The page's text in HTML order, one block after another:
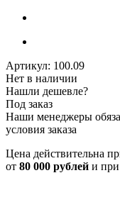
Артикул: 100.09
Нет в наличии
Нашли дешевле?
Под заказ
Наши менеджеры
условия заказа
Цена действительна
от 80 000 рублей и при